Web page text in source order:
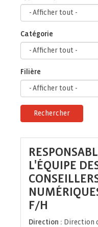
Catégorie
Filière
Rechercher
L'ÉQUIPE
F/H
fenêtre)
Direction : Direction